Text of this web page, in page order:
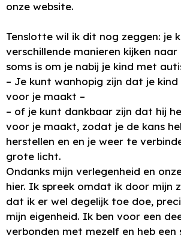
onze website.
Tenslotte wil ik dit nog zeggen: je
verschillende manieren kijken
soms is om je nabij je kind met
– Je kunt wanhopig zijn dat je
voor je maakt –
– of je kunt dankbaar zijn dat hij
voor je maakt, zodat je de kans
herstellen en en je weer te
grote licht.
Ondanks mijn verlegenheid en
hier. Ik spreek omdat ik door mijn
dat ik er wel degelijk toe doe,
mijn eigenheid. Ik ben voor een
verbonden met mezelf en heb een